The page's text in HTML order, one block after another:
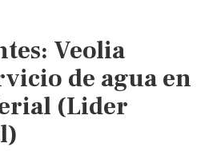
Veolia
de agua en
(Lider